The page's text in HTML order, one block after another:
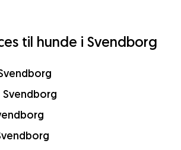
til hunde i Svendborg